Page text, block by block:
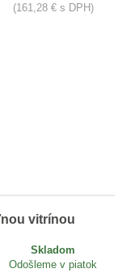
(161,28 € s DPH)
vitrínou
Skladom
Odošleme v piatok